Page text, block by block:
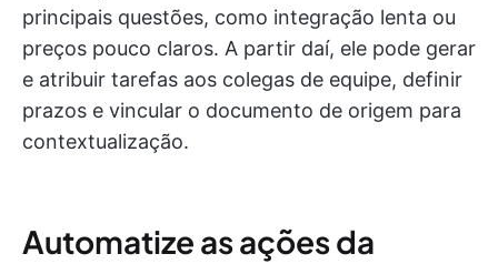
principais questões, como integração lenta ou
preços pouco claros. A partir daí, ele pode gerar
e atribuir tarefas aos colegas de equipe, definir
prazos e vincular o documento de origem para
contextualização.
Automatize as ações da